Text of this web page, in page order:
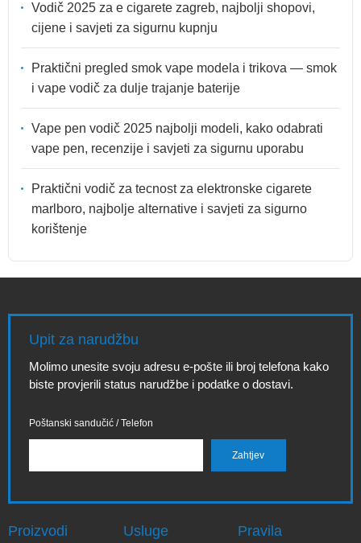
Vodič 2025 za e cigarete zagreb, najbolji shopovi,
cijene i savjeti za sigurnu kupnju
Praktični pregled smok vape modela i trikova — smok
i vape vodič za dulje trajanje baterije
Vape pen vodič 2025 najbolji modeli, kako odabrati
vape pen, recenzije i savjeti za sigurnu uporabu
Praktični vodič za tecnost za elektronske cigarete
marlboro, najbolje alternative i savjeti za sigurno
korištenje
Upit za narudžbu
Molimo unesite svoju adresu e-pošte ili broj telefona kako
biste provjerili status narudžbe i podatke o dostavi.
Poštanski sandučić / Telefon
Proizvodi Usluge Pravila